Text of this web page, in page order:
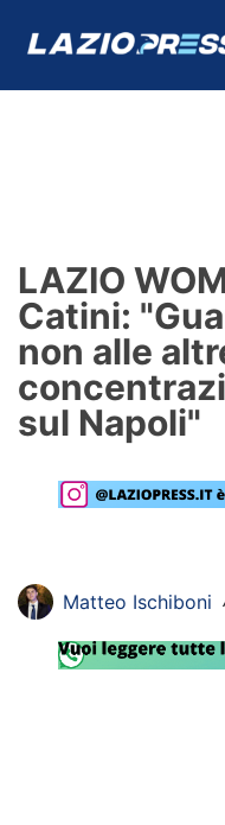
Formello
Infortuni
Primavera
Lazio Women
Social
Calcio
LAZIO
Catini:
non alle
sul Napoli"
Matteo Ischiboni